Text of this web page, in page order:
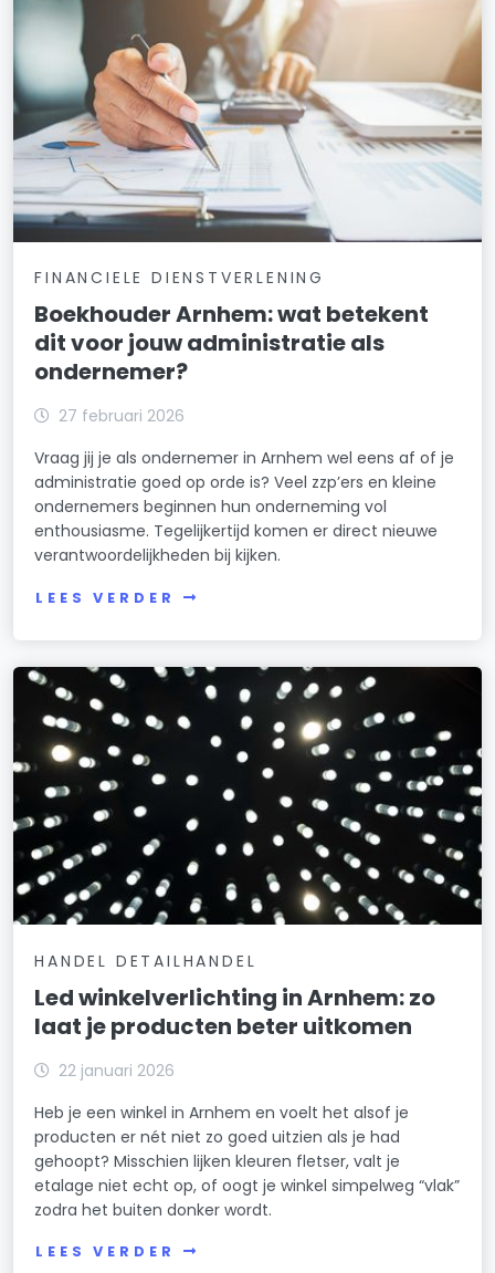
FINANCIELE DIENSTVERLENING
Boekhouder Arnhem: wat betekent
dit voor jouw administratie als
ondernemer?
27 februari 2026
Vraag jij je als ondernemer in Arnhem wel eens af of je
administratie goed op orde is? Veel zzp’ers en kleine
ondernemers beginnen hun onderneming vol
enthousiasme. Tegelijkertijd komen er direct nieuwe
verantwoordelijkheden bij kijken.
LEES VERDER
HANDEL DETAILHANDEL
Led winkelverlichting in Arnhem: zo
laat je producten beter uitkomen
22 januari 2026
Heb je een winkel in Arnhem en voelt het alsof je
producten er nét niet zo goed uitzien als je had
gehoopt? Misschien lijken kleuren fletser, valt je
etalage niet echt op, of oogt je winkel simpelweg “vlak”
zodra het buiten donker wordt.
LEES VERDER